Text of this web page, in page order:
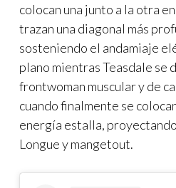
colocan una junto a la otra
trazan una diagonal más
sosteniendo el andamiaje
plano mientras Teasdale se
frontwoman muscular y de
cuando finalmente se
energía estalla,
Longue y mangetout.